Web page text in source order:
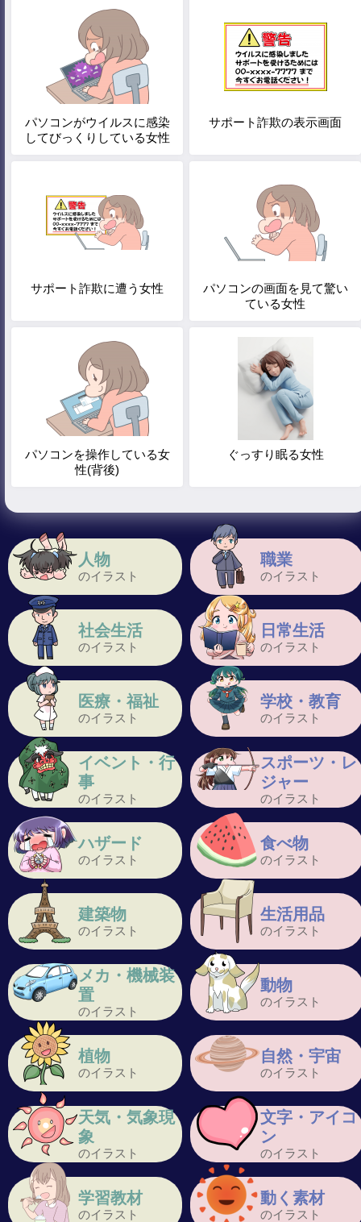
人物
のイラスト
職業
のイラスト
社会生活
のイラスト
日常生活
のイラスト
医療・福祉
のイラスト
学校・教育
のイラスト
イベント・行
事
のイラスト
スポーツ・レ
ジャー
のイラスト
ハザード
のイラスト
食べ物
のイラスト
建築物
のイラスト
生活用品
のイラスト
メカ・機械装
置
のイラスト
動物
のイラスト
植物
のイラスト
自然・宇宙
のイラスト
天気・気象現
象
のイラスト
文字・アイコ
ン
のイラスト
学習教材
のイラスト
動く素材
のイラスト
パソコンがウイルスに感染
してびっくりしている女性
サポート詐欺の表示画面
サポート詐欺に遭う女性
パソコンの画面を見て驚い
ている女性
パソコンを操作している女
性(背後)
ぐっすり眠る女性